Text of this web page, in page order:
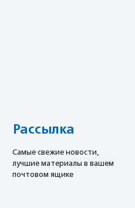
Рассылка
Cамые свежие новости,
лучшие материалы в вашем
почтовом ящике